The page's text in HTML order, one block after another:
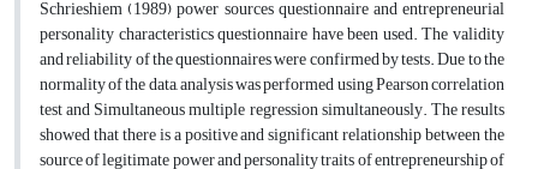
Schrieshiem (1989) power sources questionnaire and entrepreneurial
personality characteristics questionnaire have been used. The validity
and reliability of the questionnaires were confirmed by tests. Due to the
normality of the data, analysis was performed using Pearson correlation
test and Simultaneous multiple regression simultaneously. The results
showed that there is a positive and significant relationship between the
source of legitimate power and personality traits of entrepreneurship of